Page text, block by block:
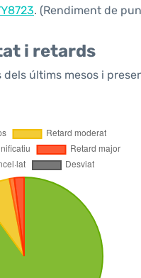
. (Rendiment de
i retards
dels últims mesos i